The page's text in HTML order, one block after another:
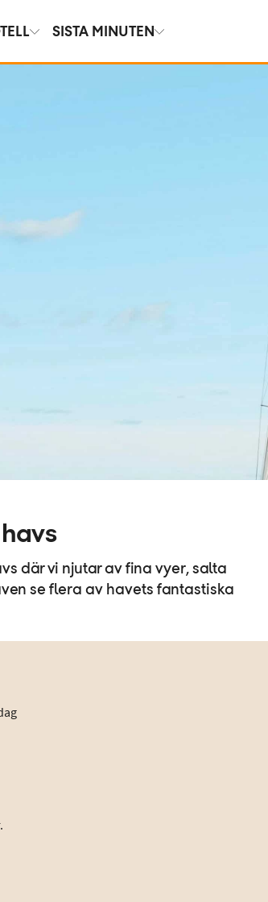
SISTA MINUTEN
där vi njutar av fina vyer, salta
se flera av havets fantastiska